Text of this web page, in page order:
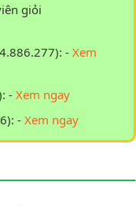
giỏi
- Xem
- Xem ngay
- Xem ngay